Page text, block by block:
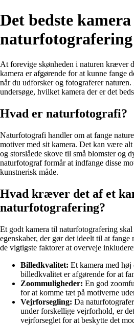
Det bedste
naturfotografering
At forevige skønheden i naturen kræver
kamera er afgørende for at kunne fange
når du udforsker og fotograferer
undersøge, hvilket kamera der er det
Hvad er naturfotografi?
Naturfotografi handler om at fange
motiver med sit kamera. Det kan være
og storslåede skove til små blomster og
naturfotograf formår at indfange disse
kunstnerisk måde.
Hvad kræver det af et
naturfotografering?
Et godt kamera til naturfotografering
egenskaber, der gør det ideelt til at
de vigtigste faktorer at overveje
Billedkvalitet: Et kamera med
billedkvalitet er afgørende for at
Zoommuligheder: En god
for at komme tæt på motiverne
Vejrforsegling: Da
under forskellige vejrforhold, er
vejrforseglet for at beskytte det